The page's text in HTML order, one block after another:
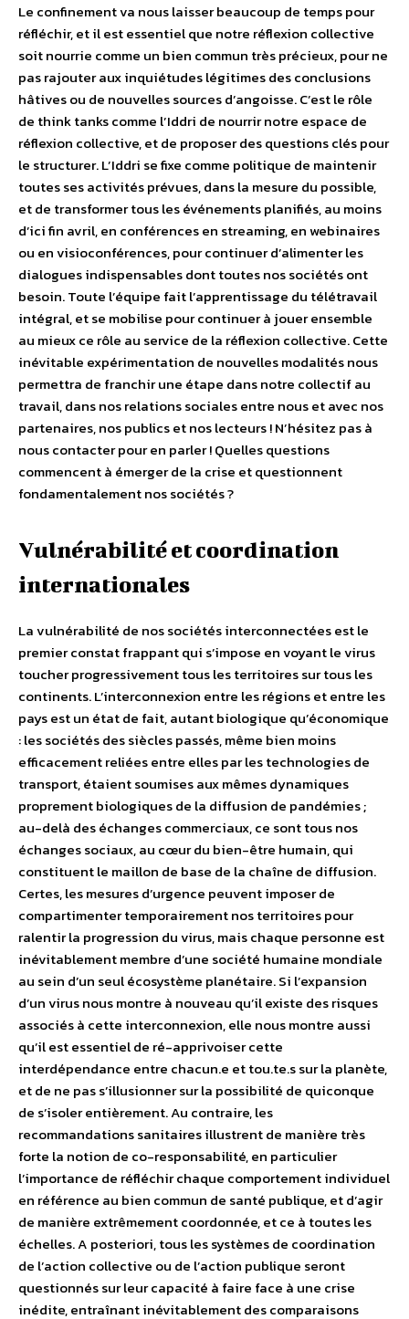
Le confinement va nous laisser beaucoup de temps pour
réfléchir, et il est essentiel que notre réflexion collective
soit nourrie comme un bien commun très précieux, pour ne
pas rajouter aux inquiétudes légitimes des conclusions
hâtives ou de nouvelles sources d’angoisse. C’est le rôle
de think tanks comme l’Iddri de nourrir notre espace de
réflexion collective, et de proposer des questions clés pour
le structurer. L’Iddri se fixe comme politique de maintenir
toutes ses activités prévues, dans la mesure du possible,
et de transformer tous les événements planifiés, au moins
d’ici fin avril, en conférences en streaming, en webinaires
ou en visioconférences, pour continuer d’alimenter les
dialogues indispensables dont toutes nos sociétés ont
besoin. Toute l’équipe fait l’apprentissage du télétravail
intégral, et se mobilise pour continuer à jouer ensemble
au mieux ce rôle au service de la réflexion collective. Cette
inévitable expérimentation de nouvelles modalités nous
permettra de franchir une étape dans notre collectif au
travail, dans nos relations sociales entre nous et avec nos
partenaires, nos publics et nos lecteurs ! N’hésitez pas à
nous contacter pour en parler ! Quelles questions
commencent à émerger de la crise et questionnent
fondamentalement nos sociétés ?
Vulnérabilité et coordination
internationales
La vulnérabilité de nos sociétés interconnectées est le
premier constat frappant qui s’impose en voyant le virus
toucher progressivement tous les territoires sur tous les
continents. L’interconnexion entre les régions et entre les
pays est un état de fait, autant biologique qu’économique
: les sociétés des siècles passés, même bien moins
efficacement reliées entre elles par les technologies de
transport, étaient soumises aux mêmes dynamiques
proprement biologiques de la diffusion de pandémies ;
au-delà des échanges commerciaux, ce sont tous nos
échanges sociaux, au cœur du bien-être humain, qui
constituent le maillon de base de la chaîne de diffusion.
Certes, les mesures d’urgence peuvent imposer de
compartimenter temporairement nos territoires pour
ralentir la progression du virus, mais chaque personne est
inévitablement membre d’une société humaine mondiale
au sein d’un seul écosystème planétaire. Si l’expansion
d’un virus nous montre à nouveau qu’il existe des risques
associés à cette interconnexion, elle nous montre aussi
qu’il est essentiel de ré-apprivoiser cette
interdépendance entre chacun.e et tou.te.s sur la planète,
et de ne pas s’illusionner sur la possibilité de quiconque
de s’isoler entièrement. Au contraire, les
recommandations sanitaires illustrent de manière très
forte la notion de co-responsabilité, en particulier
l’importance de réfléchir chaque comportement individuel
en référence au bien commun de santé publique, et d’agir
de manière extrêmement coordonnée, et ce à toutes les
échelles. A posteriori, tous les systèmes de coordination
de l’action collective ou de l’action publique seront
questionnés sur leur capacité à faire face à une crise
inédite, entraînant inévitablement des comparaisons